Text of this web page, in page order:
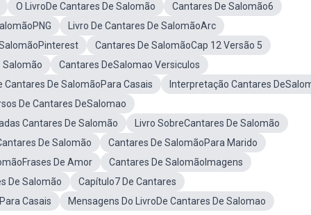
O LivroDe Cantares De Salomão
Cantares De Salomão6
Livro De Cantares De SalomãoArc
Cantares De SalomãoCap 12 Versão 5
Salomão
Cantares DeSalomao Versiculos
Cantares De SalomãoPara Casais
Interpretação Cantares
De Cantares DeSalomao
Cantares De Salomão
Livro SobreCantares De Salomão
De Salomão
Cantares De SalomãoPara Marido
De Amor
Cantares De SalomãoImagens
De Salomão
Capítulo7 De Cantares
Casais
Mensagens Do LivroDe Cantares De Salomao